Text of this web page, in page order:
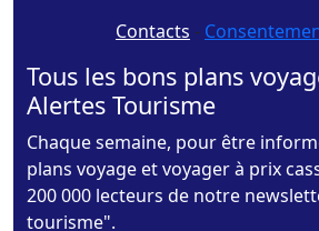
Contacts -
Tous les bons plans
Alertes Tourisme
Chaque semaine, pour être
plans voyage et voyager à prix
200 000 lecteurs de notre
tourisme".